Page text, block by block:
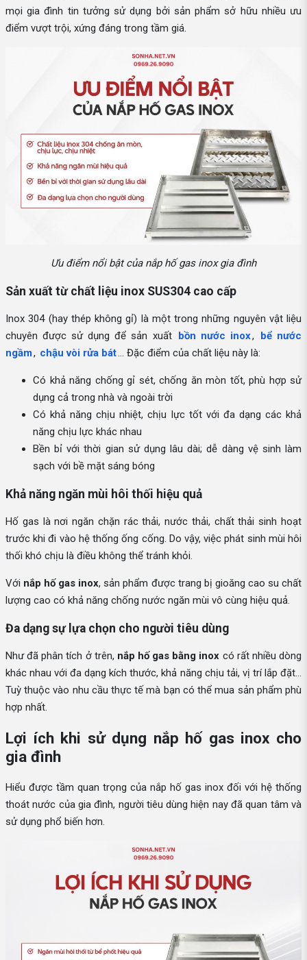
mọi gia đình tin tưởng sử dụng bởi sản phẩm sở hữu nhiều ưu
điểm vượt trội, xứng đáng trong tầm giá.
Ưu điểm nổi bật của nắp hố gas inox gia đình
Sản xuất từ chất liệu inox SUS304 cao cấp
Inox 304 (hay thép không gỉ) là một trong những nguyên vật liệu
chuyên được sử dụng để sản xuất bồn nước inox,
bể nước
ngầm, chậu vòi rửa bát… Đặc điểm của chất liệu này là:
Có khả năng chống gỉ sét, chống ăn mòn tốt, phù hợp sử
dụng cả trong nhà và ngoài trời
Có khả năng chịu nhiệt, chịu lực tốt với đa dạng các khả
năng chịu lực khác nhau
Bền bỉ với thời gian sử dụng lâu dài; dễ dàng vệ sinh làm
sạch với bề mặt sáng bóng
Khả năng ngăn mùi hôi thối hiệu quả
Hố gas là nơi ngăn chặn rác thải, nước thải, chất thải sinh hoạt
trước khi đi vào hệ thống ống cống. Do vậy, việc phát sinh mùi hôi
thối khó chịu là điều không thể tránh khỏi.
Với nắp hố gas inox, sản phẩm được trang bị gioăng cao su chất
lượng cao có khả năng chống nước ngăn mùi vô cùng hiệu quả.
Đa dạng sự lựa chọn cho người tiêu dùng
Như đã phân tích ở trên, nắp hố gas bằng inox có rất nhiều dòng
khác nhau với đa dạng kích thước, khả năng chịu tải, vị trí lắp đặt…
Tuỳ thuộc vào nhu cầu thực tế mà bạn có thể mua sản phẩm phù
hợp nhất.
Lợi ích khi sử dụng nắp hố gas inox cho
gia đình
Hiểu được tầm quan trọng của nắp hố gas inox đối với hệ thống
thoát nước của gia đình, người tiêu dùng hiện nay đã quan tâm và
sử dụng phổ biến hơn.